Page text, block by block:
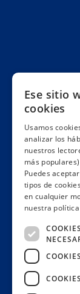
Ese sitio
cookies
Usamos
analizar los
nuestros
más
Puedes
tipos de
en cualquier
nuestra